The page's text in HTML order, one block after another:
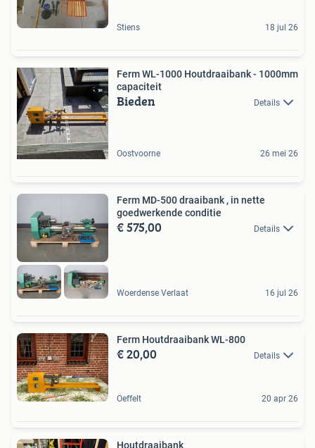
Stiens 18 jul 26
Ferm WL-1000 Houtdraaibank - 1000mm
capaciteit
Bieden Details
Oostvoorne 26 mei 26
Ferm MD-500 draaibank , in nette
goedwerkende conditie
€ 575,00 Details
Woerdense Verlaat 16 jul 26
Ferm Houtdraaibank WL-800
€ 20,00 Details
Oeffelt 20 apr 26
Houtdraaibank